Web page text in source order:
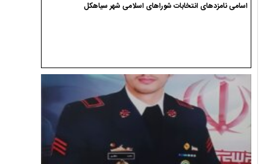
اسامی نامزدهای انتخابات شوراهای اسلامی شهر سیاهکل